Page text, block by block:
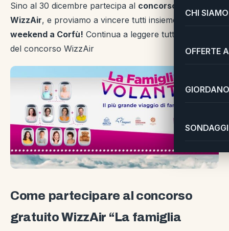
CHI SIAMO
OFFERTE
Sino al 30 dicembre partecipa al concorso gratuito
WizzAir, e proviamo a vincere tutti insieme
weekend a Corfù! Continua a leggere tutti i dettagli
del concorso WizzAir
Come partecipare al concorso
gratuito WizzAir “La famiglia